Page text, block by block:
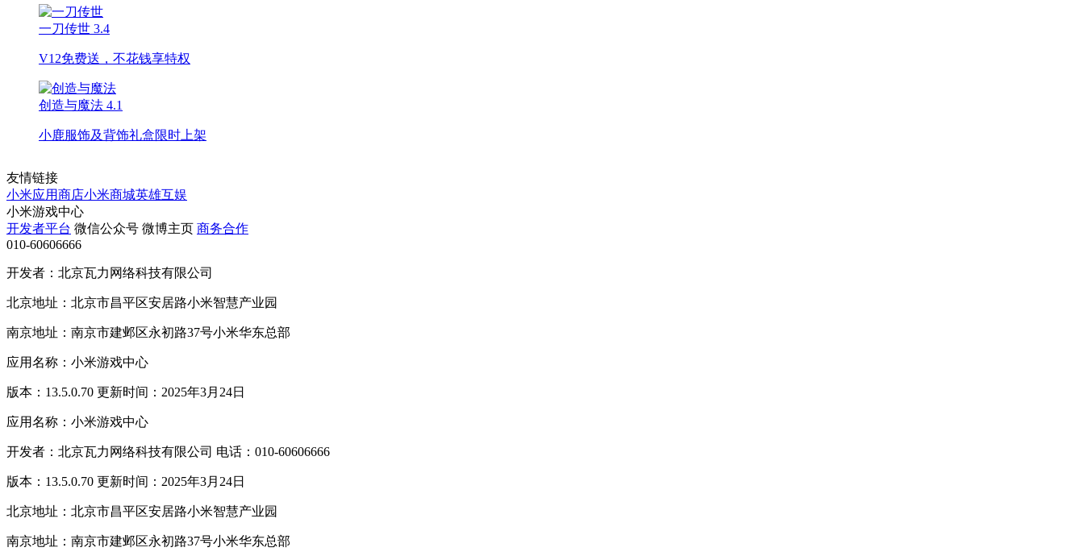
一刀传世 3.4
V12免费送，不花钱享特权
创造与魔法 4.1
小鹿服饰及背饰礼盒限时上架
友情链接
小米应用商店小米商城英雄互娱
小米游戏中心
开发者平台 微信公众号 微博主页 商务合作
010-60606666
开发者：北京瓦力网络科技有限公司
北京地址：北京市昌平区安居路小米智慧产业园
南京地址：南京市建邺区永初路37号小米华东总部
应用名称：小米游戏中心
版本：13.5.0.70 更新时间：2025年3月24日
应用名称：小米游戏中心
开发者：北京瓦力网络科技有限公司 电话：010-60606666
版本：13.5.0.70 更新时间：2025年3月24日
北京地址：北京市昌平区安居路小米智慧产业园
南京地址：南京市建邺区永初路37号小米华东总部